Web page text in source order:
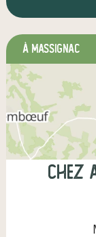
à Massignac
Chez